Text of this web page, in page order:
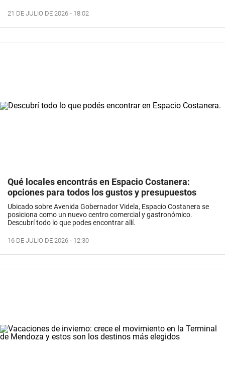
21 DE JULIO DE 2026 - 18:02
Qué locales encontrás en Espacio Costanera:
opciones para todos los gustos y presupuestos
Ubicado sobre Avenida Gobernador Videla, Espacio Costanera se
posiciona como un nuevo centro comercial y gastronómico.
Descubrí todo lo que podes encontrar allí.
16 DE JULIO DE 2026 - 12:30